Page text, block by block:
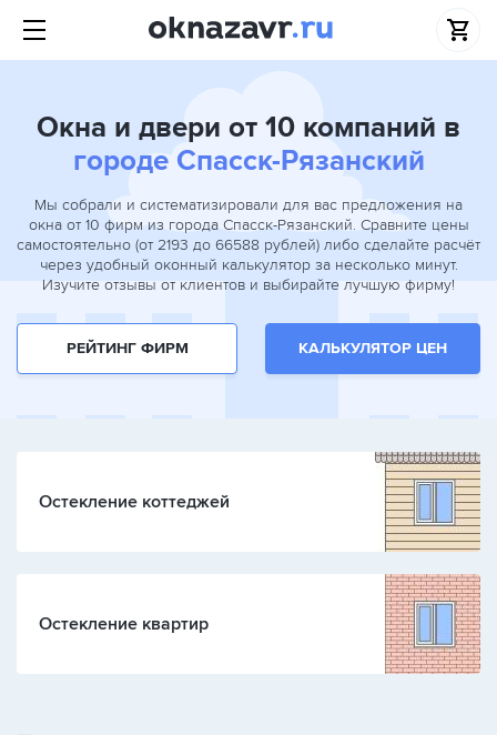
Окна и двери от 10 компаний в
городе Спасск-Рязанский
Мы собрали и систематизировали для вас предложения на
окна от 10 фирм из города Спасск-Рязанский. Сравните цены
самостоятельно (от 2193 до 66588 рублей) либо сделайте расчёт
через удобный оконный калькулятор за несколько минут.
Изучите отзывы от клиентов и выбирайте лучшую фирму!
РЕЙТИНГ ФИРМ КАЛЬКУЛЯТОР ЦЕН
Остекление коттеджей
Остекление квартир